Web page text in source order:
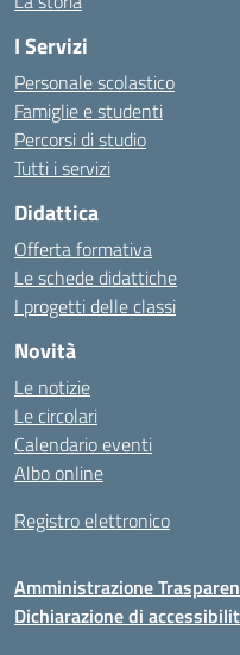
I Servizi
Personale scolastico
Famiglie e studenti
Percorsi di studio
Tutti i servizi
Didattica
Offerta formativa
Le schede didattiche
I progetti delle classi
Novità
Le notizie
Le circolari
Calendario eventi
Albo online
Registro elettronico
Amministrazione
Dichiarazione di